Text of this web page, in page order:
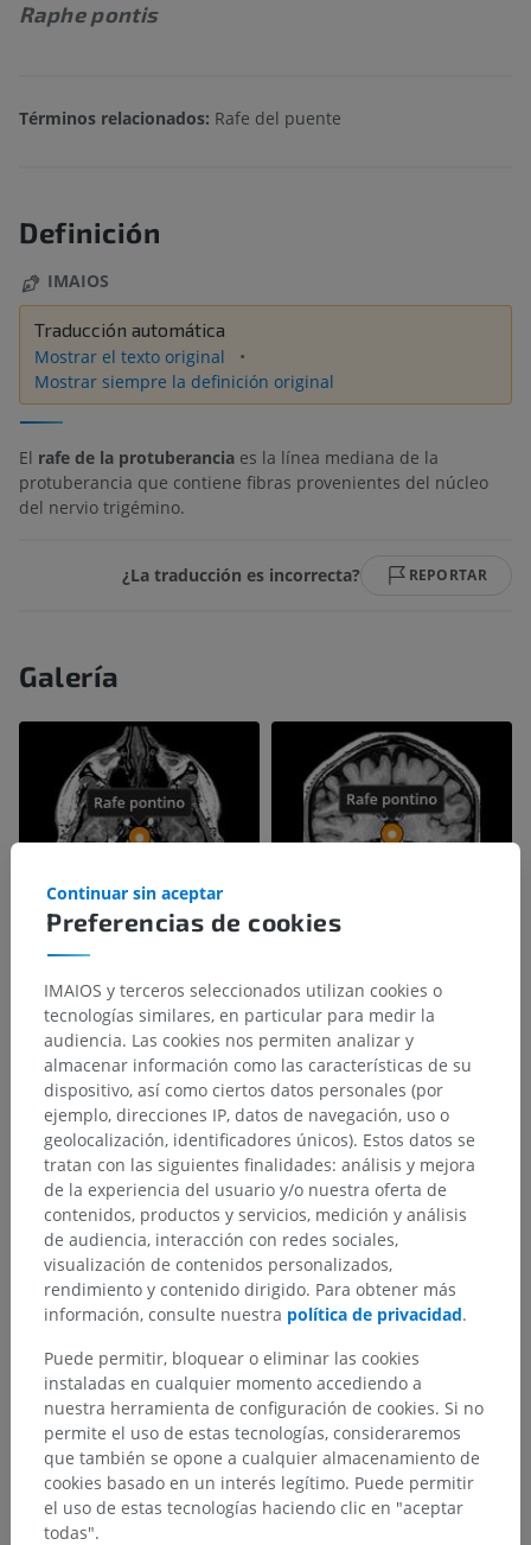
Raphe pontis
Términos relacionados: Rafe del puente
Definición
IMAIOS
Traducción automática
Mostrar el texto original
Mostrar siempre la definición original
El rafe de la protuberancia es la línea mediana de la
protuberancia que contiene fibras provenientes del núcleo
del nervio trigémino.
¿La traducción es incorrecta? REPORTAR
Galería
Jerarquía anatómica
Anatomía humana 2
Cuerpo humano> Sistemas integradores>
Sistema nervioso> Sistema nervioso central >
Encéfalo> Tronco encefálico> Puente>
Tegmento pontino>
Sustancia blanca tegmental pontina> Rafe pontino
Estructuras subyacentes:
Núcleos pontinos del rafe
Núcleo supragenual
Anatomía humana 1
Preferencias de cookies
Continuar sin aceptar
IMAIOS y terceros seleccionados utilizan cookies o
tecnologías similares, en particular para medir la
audiencia. Las cookies nos permiten analizar y
almacenar información como las características de su
dispositivo, así como ciertos datos personales (por
ejemplo, direcciones IP, datos de navegación, uso o
geolocalización, identificadores únicos). Estos datos se
tratan con las siguientes finalidades: análisis y mejora
de la experiencia del usuario y/o nuestra oferta de
contenidos, productos y servicios, medición y análisis
de audiencia, interacción con redes sociales,
visualización de contenidos personalizados,
rendimiento y contenido dirigido. Para obtener más
información, consulte nuestra política de privacidad.
Puede permitir, bloquear o eliminar las cookies
instaladas en cualquier momento accediendo a
nuestra herramienta de configuración de cookies. Si no
permite el uso de estas tecnologías, consideraremos
que también se opone a cualquier almacenamiento de
cookies basado en un interés legítimo. Puede permitir
el uso de estas tecnologías haciendo clic en "aceptar
todas".